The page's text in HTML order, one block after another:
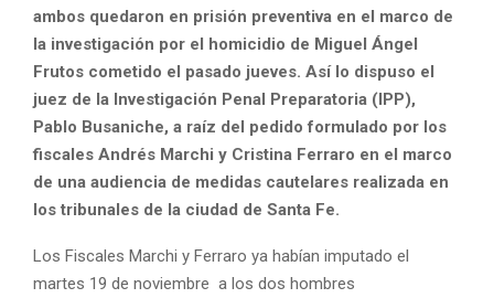
ambos quedaron en prisión preventiva en el marco de
la investigación por el homicidio de Miguel Ángel
Frutos cometido el pasado jueves. Así lo dispuso el
juez de la Investigación Penal Preparatoria (IPP),
Pablo Busaniche, a raíz del pedido formulado por los
fiscales Andrés Marchi y Cristina Ferraro en el marco
de una audiencia de medidas cautelares realizada en
los tribunales de la ciudad de Santa Fe.
Los Fiscales Marchi y Ferraro ya habían imputado el
martes 19 de noviembre a los dos hombres